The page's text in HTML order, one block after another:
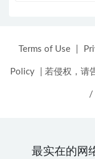
Terms of Use
Policy 若侵权，请
/
最实在的网